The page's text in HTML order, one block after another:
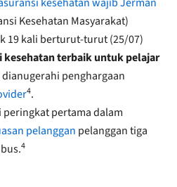
Kesehatan Masyarakat)
19 kali berturut-turut (25/07)
kesehatan terbaik untuk pelajar
dianugerahi penghargaan
4.
pertama dalam
pelanggan pelanggan tiga
4